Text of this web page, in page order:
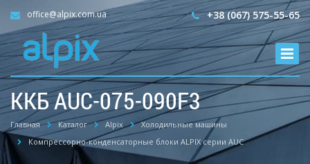
+38 (067) 575-55-65
office@alpix.com.ua
ККБ AUC-075-090F3
Главная Каталог Alpix
Холодильные машины
Компрессорно-конденсаторные блоки ALPIX серии AUC